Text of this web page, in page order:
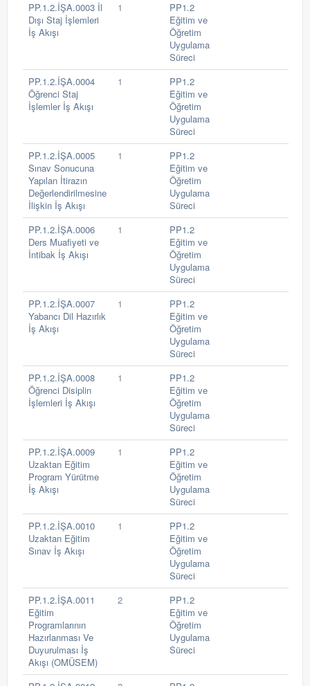
PP.1.2.İŞA.0003 İl
Dışı Staj İşlemleri
İş Akışı
1
PP1.2
Eğitim ve
Öğretim
Uygulama
Süreci
PP.1.2.İŞA.0004
Öğrenci Staj
İşlemler İş Akışı
1
PP1.2
Eğitim ve
Öğretim
Uygulama
Süreci
PP.1.2.İŞA.0005
Sınav Sonucuna
Yapılan İtirazın
Değerlendirilmesine
İlişkin İş Akışı
1
PP1.2
Eğitim ve
Öğretim
Uygulama
Süreci
PP.1.2.İŞA.0006
Ders Muafiyeti ve
İntibak İş Akışı
1
PP1.2
Eğitim ve
Öğretim
Uygulama
Süreci
PP.1.2.İŞA.0007
Yabancı Dil Hazırlık
İş Akışı
1
PP1.2
Eğitim ve
Öğretim
Uygulama
Süreci
PP.1.2.İŞA.0008
Öğrenci Disiplin
İşlemleri İş Akışı
1
PP1.2
Eğitim ve
Öğretim
Uygulama
Süreci
PP.1.2.İŞA.0009
Uzaktan Eğitim
Program Yürütme
İş Akışı
1
PP1.2
Eğitim ve
Öğretim
Uygulama
Süreci
PP.1.2.İŞA.0010
Uzaktan Eğitim
Sınav İş Akışı
1
PP1.2
Eğitim ve
Öğretim
Uygulama
Süreci
PP.1.2.İŞA.0011
Eğitim
Programlarının
Hazırlanması Ve
Duyurulması İş
Akışı (OMÜSEM)
2
PP1.2
Eğitim ve
Öğretim
Uygulama
Süreci